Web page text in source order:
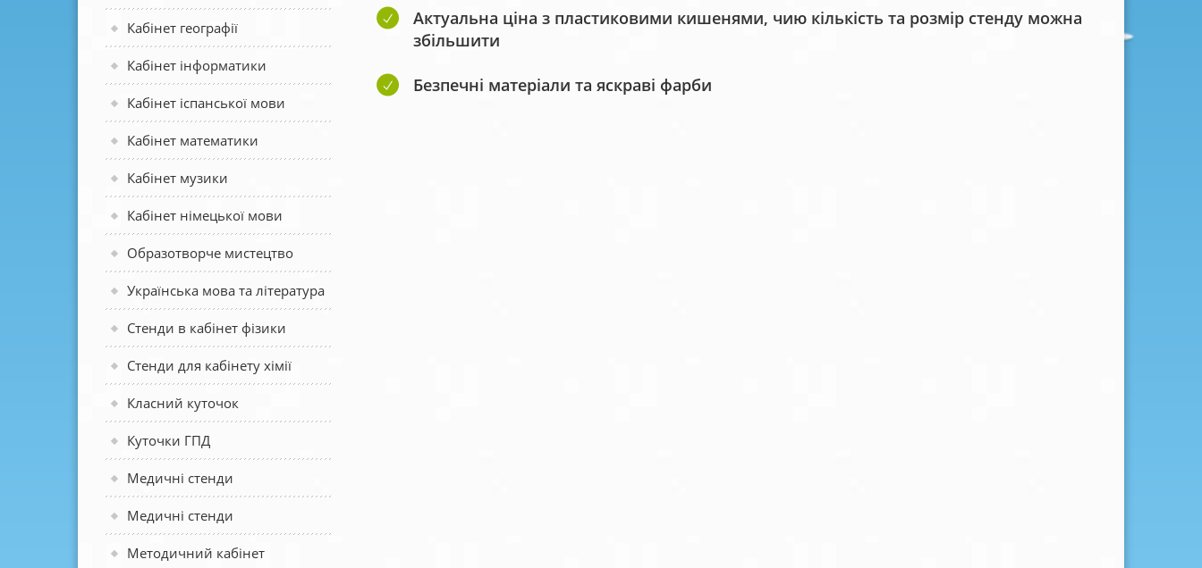
Кабінет географії
Кабінет інформатики
Кабінет іспанської мови
Кабінет математики
Кабінет музики
Кабінет німецької мови
Образотворче мистецтво
Українська мова та література
Стенди в кабінет фізики
Стенди для кабінету хімії
Класний куточок
Куточки ГПД
Медичні стенди
Медичні стенди
Методичний кабінет
Актуальна ціна з пластиковими кишенями, чию кількість та розмір стенду можна
збільшити
Безпечні матеріали та яскраві фарби